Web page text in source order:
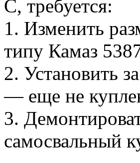
С, требуется:
1. Изменить
типу Камаз
2. Установить
— еще не
3.
самосвальный